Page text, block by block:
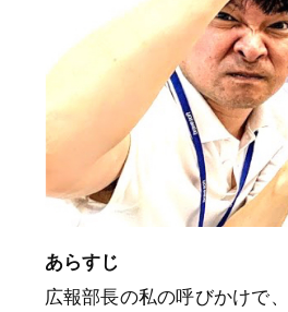
あらすじ
広報部長の私の呼びかけで